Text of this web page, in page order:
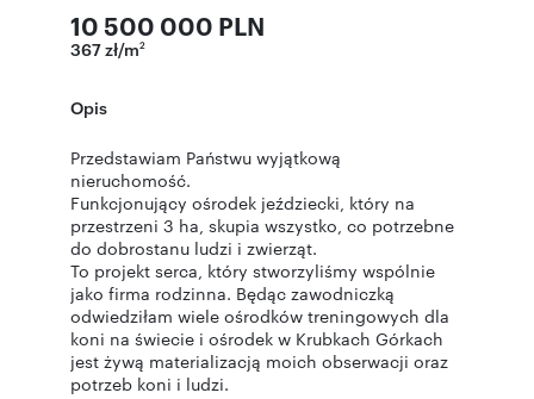
10 500 000 PLN
367 zł/m2
Opis
Przedstawiam Państwu wyjątkową
nieruchomość.
Funkcjonujący ośrodek jeździecki, który na
przestrzeni 3 ha, skupia wszystko, co potrzebne
do dobrostanu ludzi i zwierząt.
To projekt serca, który stworzyliśmy wspólnie
jako firma rodzinna. Będąc zawodniczką
odwiedziłam wiele ośrodków treningowych dla
koni na świecie i ośrodek w Krubkach Górkach
jest żywą materializacją moich obserwacji oraz
potrzeb koni i ludzi.